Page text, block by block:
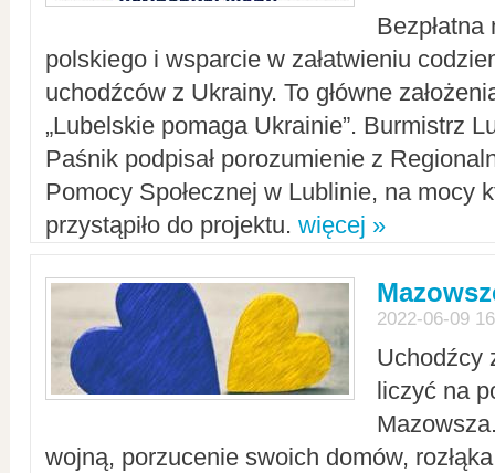
polskiego i wsparcie w załatwieniu
uchodźców z Ukrainy. To główne
„Lubelskie pomaga Ukrainie”. Burmistrz
Paśnik podpisał porozumienie z
Pomocy Społecznej w Lublinie, na mocy
przystąpiło do projektu. więcej »
2022-06-09
Uchodźcy
liczyć na
wojną, porzucenie swoich domów,